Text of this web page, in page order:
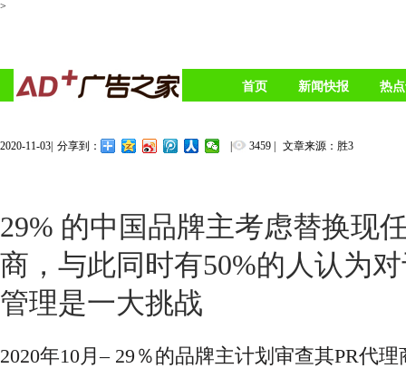
>
首页 新闻快报 热
2020-11-03| 分享到： | 3459 | 文章来源：胜3
29% 的中国品牌主考虑替换现
商，与此同时有50%的人认为
管理是一大挑战
2020年10月– 29％的品牌主计划审查其PR代理